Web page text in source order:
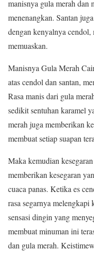
manisnya gula merah dan
menenangkan. Santan
dengan kenyalnya cendol,
memuaskan.
Manisnya Gula Merah
atas cendol dan santan,
Rasa manis dari gula
sedikit sentuhan karamel
merah juga memberikan
membuat setiap suapan
Maka kemudian
memberikan kesegaran
cuaca panas. Ketika es
rasa segarnya
sensasi dingin yang
membuat minuman ini
dan gula merah.